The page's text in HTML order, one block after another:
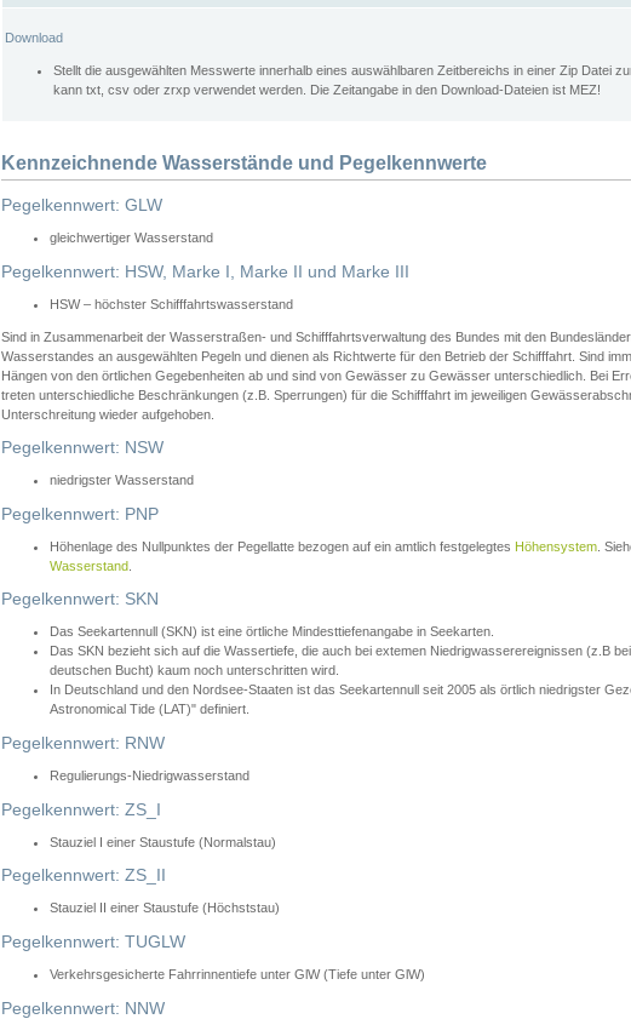
Download
Stellt die ausgewählten Messwerte innerhalb eines auswählbaren Zeitbereichs in einer Zip Datei
kann txt, csv oder zrxp verwendet werden. Die Zeitangabe in den Download-Dateien ist MEZ!
Kennzeichnende Wasserstände und Pegelkennwerte
Pegelkennwert: GLW
gleichwertiger Wasserstand
Pegelkennwert: HSW, Marke I, Marke II und Marke III
HSW – höchster Schifffahrtswasserstand
Sind in Zusammenarbeit der Wasserstraßen- und Schifffahrtsverwaltung des Bundes mit den
Wasserstandes an ausgewählten Pegeln und dienen als Richtwerte für den Betrieb der Schifffahrt. Sind
Hängen von den örtlichen Gegebenheiten ab und sind von Gewässer zu Gewässer unterschiedlich. Bei
treten unterschiedliche Beschränkungen (z.B. Sperrungen) für die Schifffahrt im jeweiligen
Unterschreitung wieder aufgehoben.
Pegelkennwert: NSW
niedrigster Wasserstand
Pegelkennwert: PNP
Höhenlage des Nullpunktes der Pegellatte bezogen auf ein amtlich festgelegtes Höhensystem .
Wasserstand
Pegelkennwert: SKN
Das Seekartennull (SKN) ist eine örtliche Mindesttiefenangabe in Seekarten.
Das SKN bezieht sich auf die Wassertiefe, die auch bei extemen Niedrigwasserereignissen (z.B
deutschen Bucht) kaum noch unterschritten wird.
In Deutschland und den Nordsee-Staaten ist das Seekartennull seit 2005 als örtlich niedrigster
Astronomical Tide (LAT)" definiert.
Pegelkennwert: RNW
Regulierungs-Niedrigwasserstand
Pegelkennwert: ZS_I
Stauziel I einer Staustufe (Normalstau)
Pegelkennwert: ZS_II
Stauziel II einer Staustufe (Höchststau)
Pegelkennwert: TUGLW
Verkehrsgesicherte Fahrrinnentiefe unter GlW (Tiefe unter GlW)
Pegelkennwert: NNW